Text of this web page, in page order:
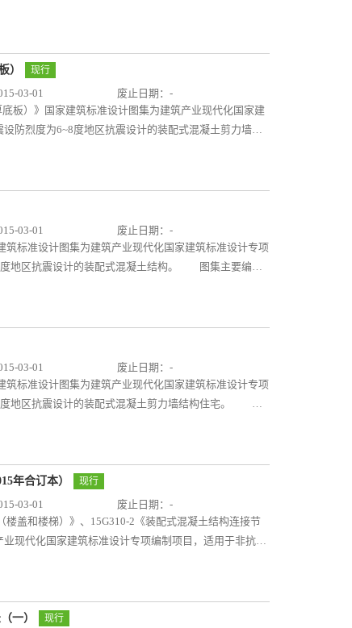
楼梯和剪刀楼梯，图集中归纳了常用建筑开间所对应的
2900mm、3000mm，开间净宽双跑楼梯选取2400mm
用相同类型不同净宽的楼梯时可调整选用或参考选
提供了常用尺寸构件的深化设计详图，符合当前国家
使用，生产单位根据设计文件及图集进行生产，施工单
） 现行
03-01
废止日期：-
板）》国家建筑标准设计图集为建筑产业现代化国家建
防烈度为6~8度地区抗震设计的装配式混凝土剪力墙结
制了单向受力、双向受力两种情况下叠合板用桁架钢
1800mm、2000mm、2400mm五种；图集给出了各类
节点。 图集根据国家现行标准及实际工程经验编制，
筑产业现代化发展的需要。可供设计直接选用或参考使
按设计文件及图集提供的连接构造施工。
03-01
废止日期：-
筑标准设计图集为建筑产业现代化国家建筑标准设计专项
度地区抗震设计的装配式混凝土结构。 图集主要编制
，墙板类型包括无洞内墙、固定门洞边距内墙、门洞居
类构件的构件的模板图、配筋图、材料表等，并详细提
行标准及实际工程经验编制，提供了常用尺寸构件的
要。可供设计直接选用或参考使用，生产单位根据设计
的连接构造施工。
03-01
废止日期：-
筑标准设计图集为建筑产业现代化国家建筑标准设计专项
度地区抗震设计的装配式混凝土剪力墙结构住宅。 图
组合式夹心保温外墙板，墙板类型包括无洞外墙、一个
、一个门洞外墙五种常用平面构件。图集中给出了各类
表等，并详细提供了配套使用的连接节点构造详图。
用尺寸构件的深化设计详图，符合当前国家建筑产业现
单位根据设计文件及图集进行生产，施工单位按设计文
年合订本） 现行
03-01
废止日期：-
楼盖和楼梯）》、15G310-2《装配式混凝土结构连接节
现代化国家建筑标准设计专项编制项目，适用于非抗震
凝土结构。 图集以《装配式混凝土结构技术规程》
给出了楼盖结构和楼梯连接节点做法及节点内钢筋构造
造、叠合梁连接构造以及预制楼梯连接构造等。剪力墙
及节点内钢筋构造要求；包括预制构件连接基本构造要
一） 现行